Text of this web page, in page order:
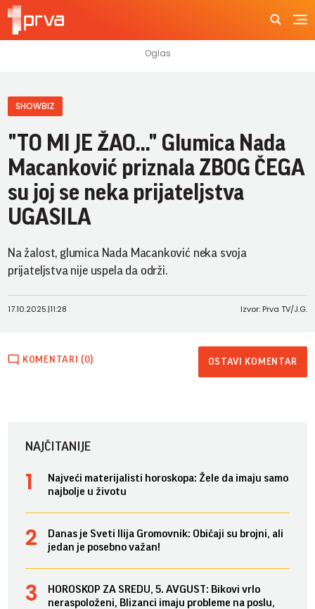
SHOWBIZ
"TO MI JE ŽAO..." Glumica Nada
Macanković priznala ZBOG ČEGA
su joj se neka prijateljstva
UGASILA
Na žalost, glumica Nada Macanković neka svoja
prijateljstva nije uspela da održi.
17.10.2025.|11:28 Izvor: Prva TV/J.G.
KOMENTARI (0) OSTAVI KOMENTAR
NAJČITANIJE
Najveći materijalisti horoskopa: Žele da imaju samo
najbolje u životu
Danas je Sveti Ilija Gromovnik: Običaji su brojni, ali
jedan je posebno važan!
HOROSKOP ZA SREDU, 5. AVGUST: Bikovi vrlo
neraspoloženi, Blizanci imaju probleme na poslu,